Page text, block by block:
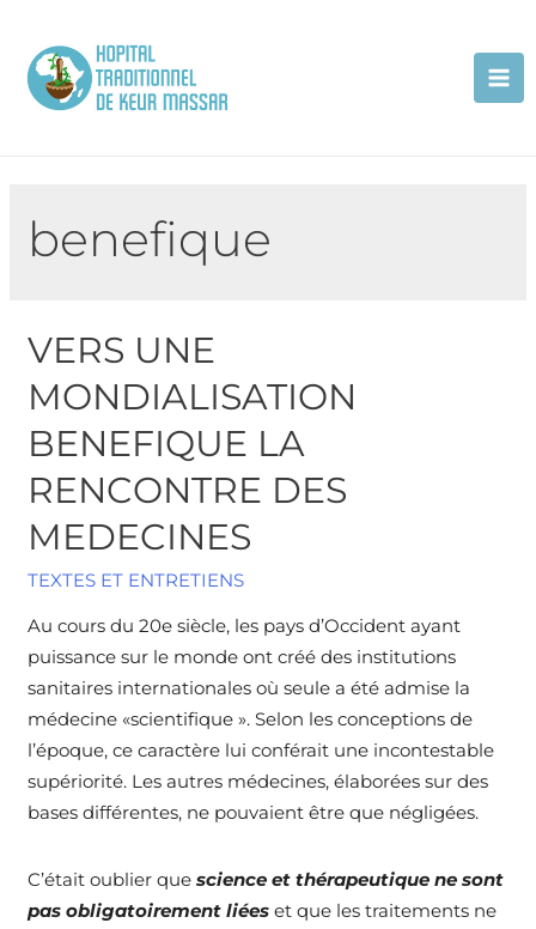
benefique
VERS UNE
MONDIALISATION
BENEFIQUE LA
RENCONTRE DES
MEDECINES
TEXTES ET ENTRETIENS
Au cours du 20e siècle, les pays d’Occident ayant
puissance sur le monde ont créé des institutions
sanitaires internationales où seule a été admise la
médecine «scientifique ». Selon les conceptions de
l’époque, ce caractère lui conférait une incontestable
supériorité. Les autres médecines, élaborées sur des
bases différentes, ne pouvaient être que négligées.
C’était oublier que science et thérapeutique ne sont
pas obligatoirement liées et que les traitements ne